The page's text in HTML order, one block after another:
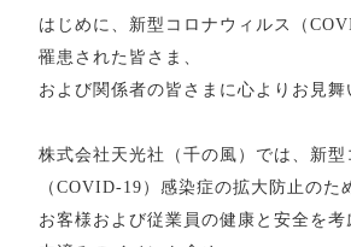
はじめに、新型コロナウィルス（
罹患された皆さま、
および関係者の皆さまに心よりお見舞
株式会社天光社（千の風）では、新型
（COVID-19 ）感染症の拡大防止のた
お客様および従業員の健康と安全を考